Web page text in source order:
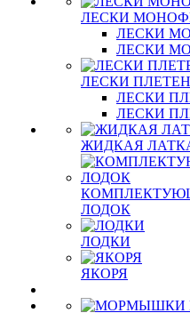
ЛЕСКИ
ЛЕСКИ
ЛЕСКИ
ЛЕСКИ
ЛЕСКИ
ЛЕСКИ
ЖИДКАЯ
ЛОДОК
ЛОДКИ
ЯКОРЯ